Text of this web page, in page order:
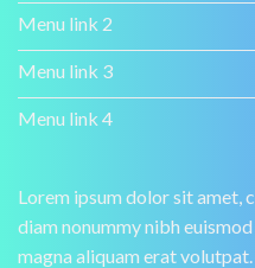
Menu link 2
Menu link 3
Menu link 4
Lorem ipsum dolor sit amet,
diam nonummy nibh
magna aliquam erat volutpat.